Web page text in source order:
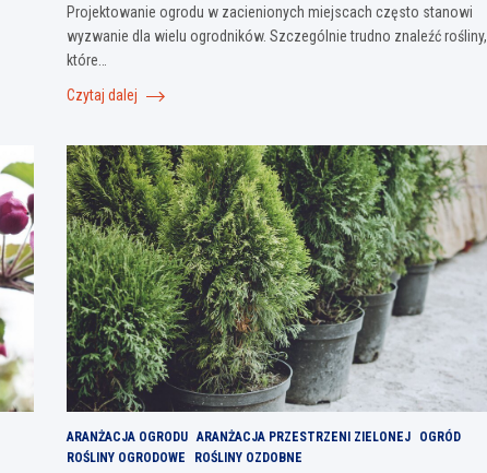
Projektowanie ogrodu w zacienionych miejscach często stanowi
wyzwanie dla wielu ogrodników. Szczególnie trudno znaleźć rośliny,
które…
Czytaj dalej
ARANŻACJA OGRODU ARANŻACJA PRZESTRZENI ZIELONEJ
OGRÓD
ROŚLINY OGRODOWE
ROŚLINY OZDOBNE